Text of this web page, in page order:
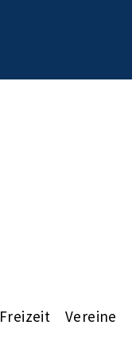
Freizeit Vereine